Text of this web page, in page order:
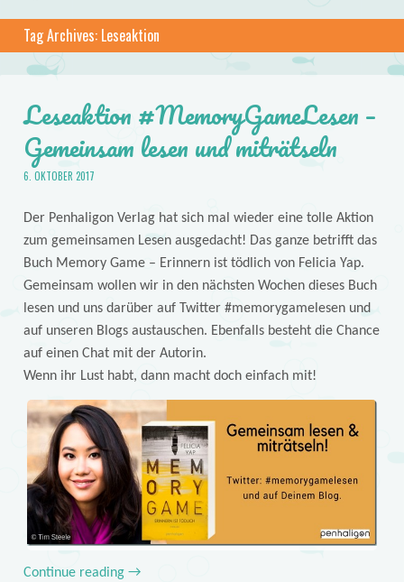
Tag Archives: Leseaktion
Leseaktion #MemoryGameLesen –
Gemeinsam lesen und miträtseln
6. OKTOBER 2017
Der Penhaligon Verlag hat sich mal wieder eine tolle Aktion
zum gemeinsamen Lesen ausgedacht! Das ganze betrifft das
Buch Memory Game – Erinnern ist tödlich von Felicia Yap.
Gemeinsam wollen wir in den nächsten Wochen dieses Buch
lesen und uns darüber auf Twitter #memorygamelesen und
auf unseren Blogs austauschen. Ebenfalls besteht die Chance
auf einen Chat mit der Autorin.
Wenn ihr Lust habt, dann macht doch einfach mit!
Continue reading →